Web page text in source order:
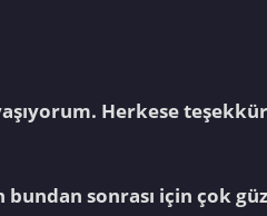
Herkese
sonrası için çok